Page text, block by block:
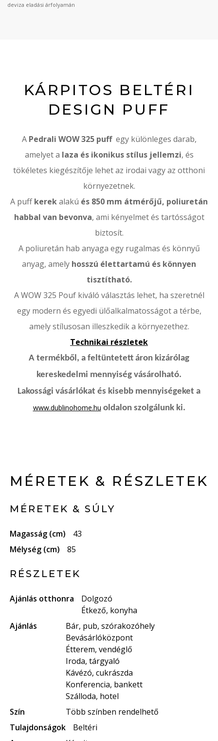
deviza eladási árfolyamán
KÁRPITOS BELTÉRI
DESIGN PUFF
A Pedrali WOW 325 puff egy különleges darab,
amelyet a laza és ikonikus stílus jellemzi, és
tökéletes kiegészítője lehet az irodai vagy az otthoni
környezetnek.
A puffkerekalakú és 850 mm átmérőjű, poliuretán
habbal van bevonva, ami kényelmet és tartósságot
biztosít.
A poliuretán hab anyaga egy rugalmas és könnyű
anyag, amely hosszú élettartamú és könnyen
tisztítható.
A WOW 325 Pouf kiváló választás lehet, ha szeretnél
egy modern és egyedi ülőalkalmatosságot a térbe,
amely stílusosan illeszkedik a környezethez.
Technikai részletek
A termékből, a feltüntetett áron kizárólag
kereskedelmi mennyiség vásárolható.
Lakossági vásárlókat és kisebb mennyiségeket a
www.dublinohome.hu oldalon szolgálunk ki.
MÉRETEK & RÉSZLETEK
MÉRETEK & SÚLY
Magasság (cm)
43
Mélység (cm)
85
RÉSZLETEK
Ajánlás otthonra
Dolgozó
Étkező, konyha
Ajánlás
Bár, pub, szórakozóhely
Bevásárlóközpont
Étterem, vendéglő
Iroda, tárgyaló
Kávézó, cukrászda
Konferencia, bankett
Szálloda, hotel
Szín
Több színben rendelhető
Tulajdonságok
Beltéri